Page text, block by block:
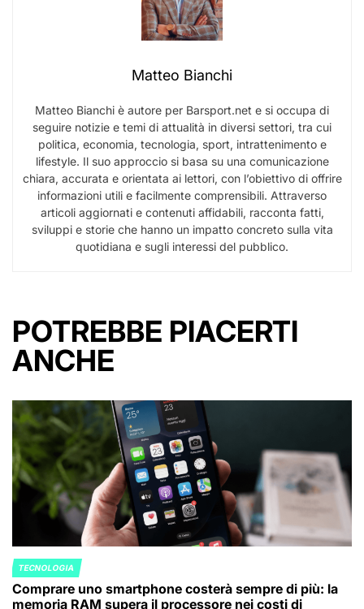
Matteo Bianchi
Matteo Bianchi è autore per Barsport.net e si occupa di
seguire notizie e temi di attualità in diversi settori, tra cui
politica, economia, tecnologia, sport, intrattenimento e
lifestyle. Il suo approccio si basa su una comunicazione
chiara, accurata e orientata ai lettori, con l’obiettivo di offrire
informazioni utili e facilmente comprensibili. Attraverso
articoli aggiornati e contenuti affidabili, racconta fatti,
sviluppi e storie che hanno un impatto concreto sulla vita
quotidiana e sugli interessi del pubblico.
POTREBBE PIACERTI
ANCHE
POSTED
IN
TECNOLOGIA
Comprare uno smartphone costerà sempre di più: la
memoria RAM supera il processore nei costi di